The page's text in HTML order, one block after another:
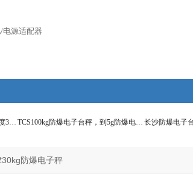
/电源适配器
TCS郑州30kg防爆台秤，朗科高精度30kg/1g防爆电子秤 TCS100kg防爆电子台秤，到5g防爆电子秤